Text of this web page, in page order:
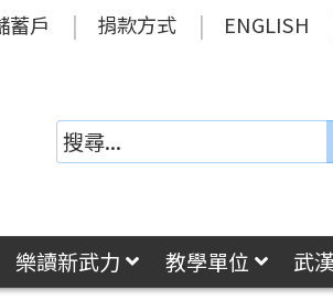
蓄戶 捐款方式 ENGLISH
樂讀新武力 教學單位 武